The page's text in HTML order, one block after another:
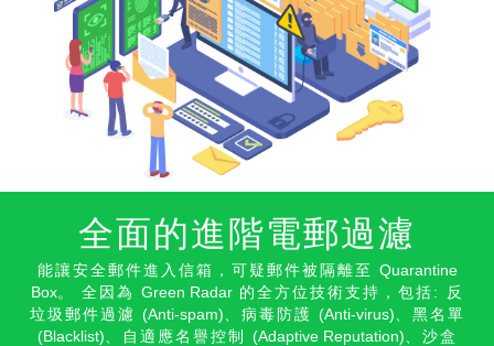
全面的進階電郵過濾
能讓安全郵件進入信箱，可疑郵件被隔離至 Quarantine
Box。 全因為 Green Radar的全方位技術支持，包括: 反
垃圾郵件過濾 (Anti-spam) 、病毒防護 (Anti-virus) 、黑名單
(Blacklist) 、自適應名譽控制 (Adaptive Reputation) 、沙盒